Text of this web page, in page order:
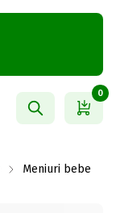
0
Meniuri bebe